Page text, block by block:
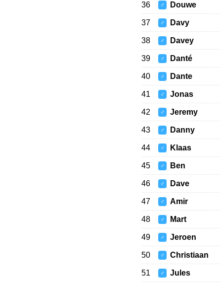
36 ♂ Douwe
37 ♂ Davy
38 ♂ Davey
39 ♂ Danté
40 ♂ Dante
41 ♂ Jonas
42 ♂ Jeremy
43 ♂ Danny
44 ♂ Klaas
45 ♂ Ben
46 ♂ Dave
47 ♂ Amir
48 ♂ Mart
49 ♂ Jeroen
50 ♂ Christiaan
51 ♂ Jules